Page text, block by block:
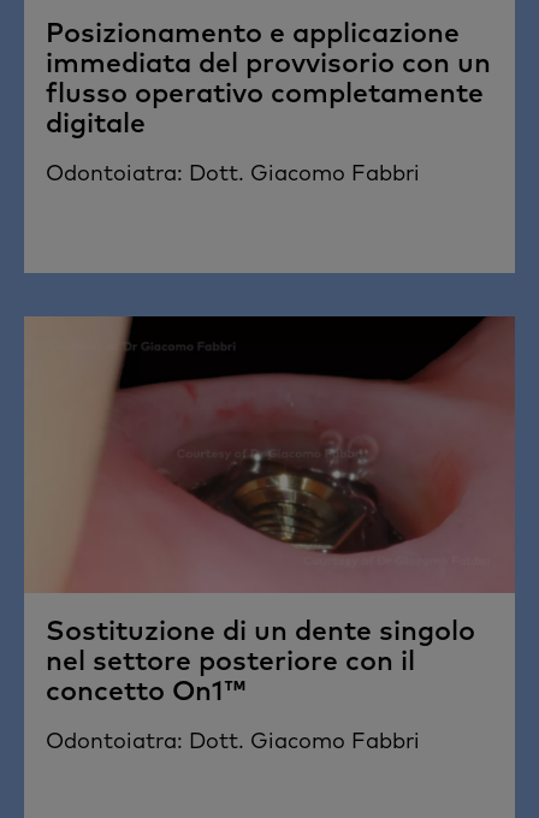
Posizionamento e applicazione
immediata del provvisorio con un
flusso operativo completamente
digitale
Odontoiatra: Dott. Giacomo Fabbri
Sostituzione di un dente singolo
nel settore posteriore con il
concetto On1™
Odontoiatra: Dott. Giacomo Fabbri